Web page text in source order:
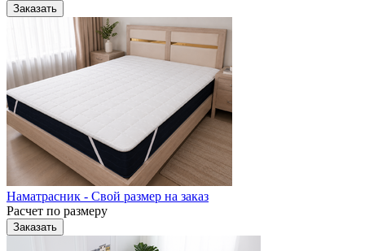
Заказать
Наматрасник - Свой размер на заказ
Расчет по размеру
Заказать